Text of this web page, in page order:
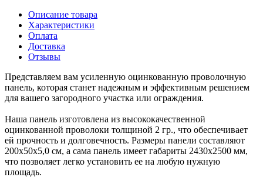
Описание товара
Характеристики
Оплата
Доставка
Отзывы
Представляем вам усиленную оцинкованную проволочную
панель, которая станет надежным и эффективным решением
для вашего загородного участка или ограждения.
Наша панель изготовлена из высококачественной
оцинкованной проволоки толщиной 2 гр., что обеспечивает
ей прочность и долговечность. Размеры панели составляют
200х50х5,0 см, а сама панель имеет габариты 2430х2500 мм,
что позволяет легко установить ее на любую нужную
площадь.